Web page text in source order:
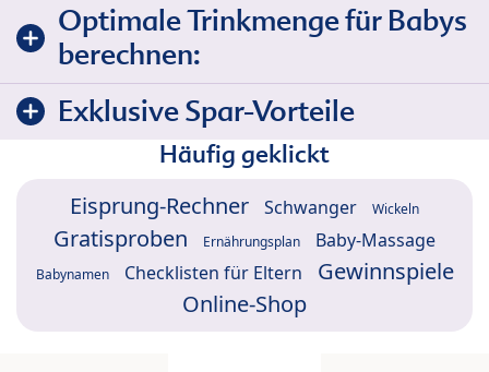
Optimale Trinkmenge für Babys
berechnen:
Exklusive Spar-Vorteile
Häufig geklickt
Eisprung-Rechner Schwanger Wickeln
Gratisproben Ernährungsplan Baby-Massage
Babynamen Checklisten für Eltern
Gewinnspiele
Online-Shop